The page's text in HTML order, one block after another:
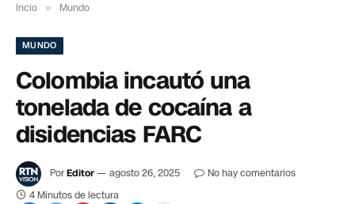
Incio » Mundo
MUNDO
Colombia incautó una
tonelada de cocaína a
disidencias FARC
PorEditor agosto 26, 2025
No hay comentarios
4 Minutos de lectura